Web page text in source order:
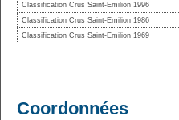
Classification Crus Saint-Emilion 1996
Classification Crus Saint-Emilion 1986
Classification Crus Saint-Emilion 1969
Coordonnées